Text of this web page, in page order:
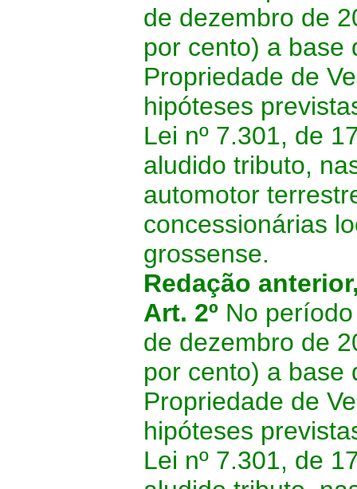
de dezembro de
por cento) a base
Propriedade de
hipóteses
Lei nº 7.301, de
aludido tributo,
automotor
concessionárias
grossense.
Redação
Art. 2º No
de dezembro de
por cento) a base
Propriedade de
hipóteses
Lei nº 7.301, de